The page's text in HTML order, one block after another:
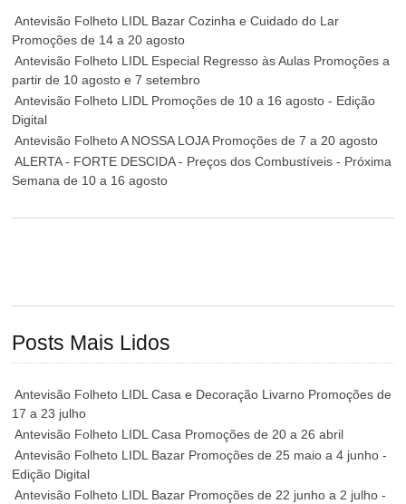
Antevisão Folheto LIDL Bazar Cozinha e Cuidado do Lar
Promoções de 14 a 20 agosto
Antevisão Folheto LIDL Especial Regresso às Aulas Promoções a
partir de 10 agosto e 7 setembro
Antevisão Folheto LIDL Promoções de 10 a 16 agosto - Edição
Digital
Antevisão Folheto A NOSSA LOJA Promoções de 7 a 20 agosto
ALERTA - FORTE DESCIDA - Preços dos Combustíveis - Próxima
Semana de 10 a 16 agosto
Posts Mais Lidos
Antevisão Folheto LIDL Casa e Decoração Livarno Promoções de
17 a 23 julho
Antevisão Folheto LIDL Casa Promoções de 20 a 26 abril
Antevisão Folheto LIDL Bazar Promoções de 25 maio a 4 junho -
Edição Digital
Antevisão Folheto LIDL Bazar Promoções de 22 junho a 2 julho -